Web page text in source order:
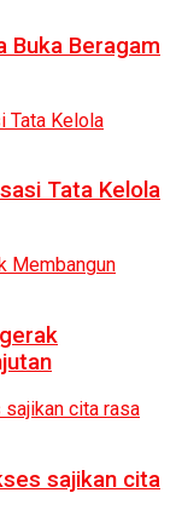
Buka Beragam
Tata Kelola
sajikan cita